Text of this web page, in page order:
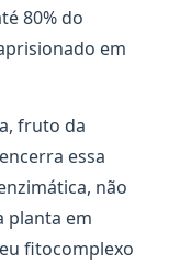
80% do
em
fruto da
essa
não
planta em
fitocomplexo